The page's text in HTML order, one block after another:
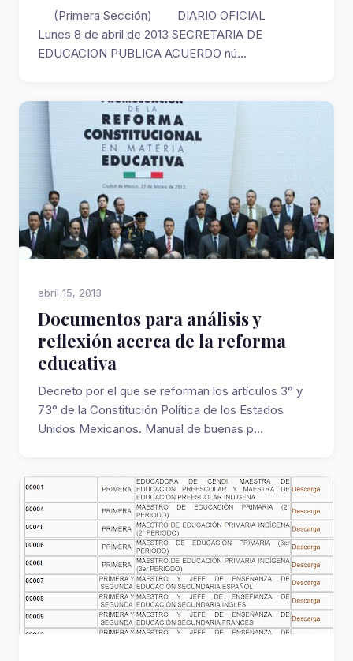
(Primera Sección) DIARIO OFICIAL
Lunes 8 de abril de 2013 SECRETARIA DE
EDUCACION PUBLICA ACUERDO nú...
abril 15, 2013
Documentos para análisis y
reflexión acerca de la reforma
educativa
Decreto por el que se reforman los artículos 3° y
73° de la Constitución Política de los Estados
Unidos Mexicanos. Manual de buenas p...